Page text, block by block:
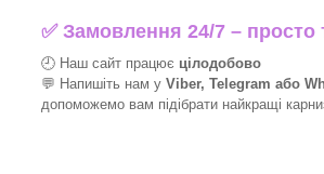
✅Замовлення 24/7 – просто
🕘 Наш сайт працює цілодобово
💬 Напишіть нам у Viber, Telegram або
допоможемо вам підібрати найкращі